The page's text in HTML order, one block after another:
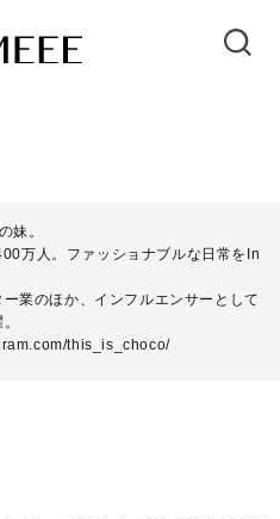
妹。
万人。ファッショナブルな日常をIn
業のほか、インフルエンサーとして
this_is_choco/